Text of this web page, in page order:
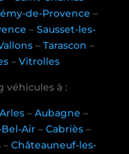
de-Provence –
–Sausset-les-
– Tarascon –
– Vitrolles
véhicules à :
Arles –Aubagne –
Air –Cabriès –
– Châteauneuf-les-